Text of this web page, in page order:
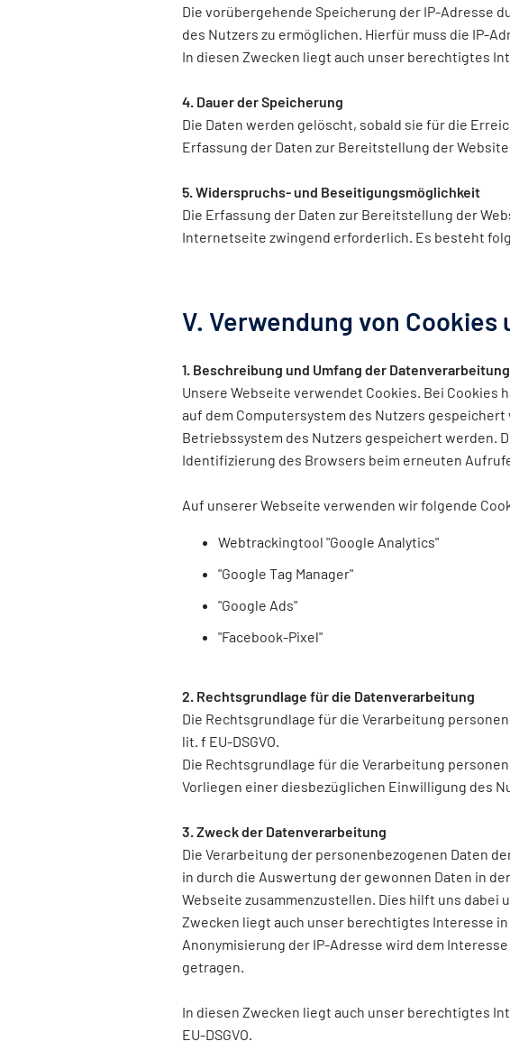
Die vorübergehende Speicherung der IP-Adresse
des Nutzers zu ermöglichen. Hierfür muss die IP-
In diesen Zwecken liegt auch unser berechtigtes
4. Dauer der Speicherung
Die Daten werden gelöscht, sobald sie für die
Erfassung der Daten zur Bereitstellung der
5. Widerspruchs- und Beseitigungsmöglichkeit
Die Erfassung der Daten zur Bereitstellung der
Internetseite zwingend erforderlich. Es besteht
V. Verwendung von Cookies
1. Beschreibung und Umfang der Datenverarbeitung
Unsere Webseite verwendet Cookies. Bei
auf dem Computersystem des Nutzers
Betriebssystem des Nutzers gespeichert werden.
Identifizierung des Browsers beim erneuten
Auf unserer Webseite verwenden wir folgende
Webtrackingtool "Google Analytics"
"Google Tag Manager"
"Google Ads"
"Facebook-Pixel"
2. Rechtsgrundlage für die Datenverarbeitung
Die Rechtsgrundlage für die Verarbeitung
lit. f EU-DSGVO.
Die Rechtsgrundlage für die Verarbeitung
Vorliegen einer diesbezüglichen Einwilligung des
3. Zweck der Datenverarbeitung
Die Verarbeitung der personenbezogenen Daten
in durch die Auswertung der gewonnen Daten in
Webseite zusammenzustellen. Dies hilft uns
Zwecken liegt auch unser berechtigtes Interesse in
Anonymisierung der IP-Adresse wird dem
getragen.
In diesen Zwecken liegt auch unser berechtigtes
EU-DSGVO.